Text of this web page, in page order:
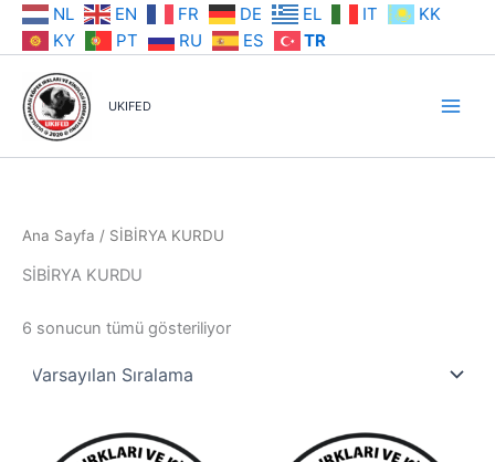
İçeriğe NL EN FR DE EL IT
KK
KY
PT RU ES TR
UKIFED
Ana Sayfa / SİBİRYA KURDU
SİBİRYA KURDU
6 sonucun tümü gösteriliyor